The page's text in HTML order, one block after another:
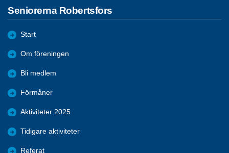
Seniorerna Robertsfors
Start
Om föreningen
Bli medlem
Förmåner
Aktiviteter 2025
Tidigare aktiviteter
Referat